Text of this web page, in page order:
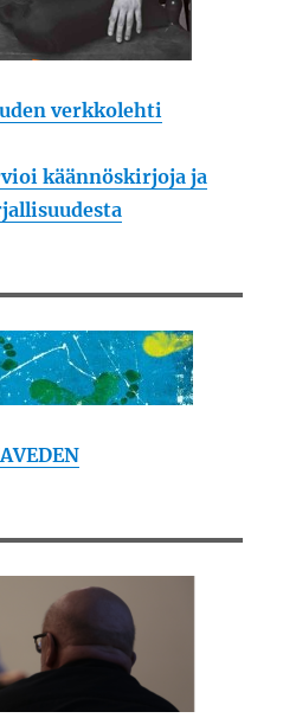
verkkolehti
käännöskirjoja ja